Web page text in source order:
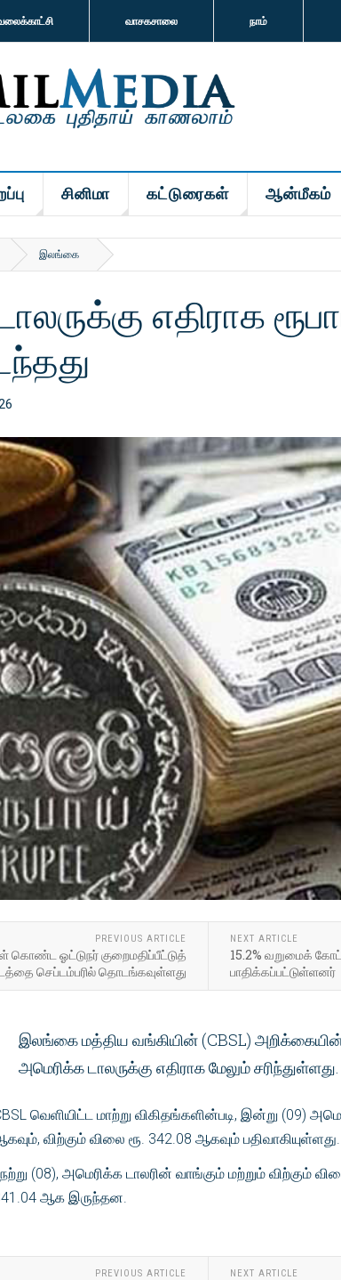
வாசகசாலை நாம்
சினிமா கட்டுரைகள் ஆன்மீகம்
இலங்கை
எதிராக
PREVIOUS ARTICLE
கொண்ட ஓட்டுநர் குறைமதிப்பீட்டுத்
செப்டம்பரில் தொடங்கவுள்ளது
NEXT ARTICLE
15.2% வறுமைக்
பாதிக்கப்பட்டுள்ளனர்
இலங்கை மத்திய வங்கியின் (CBSL)
அமெரிக்க டாலருக்கு எதிராக மேலும் சரிந்துள்ளது.
வெளியிட்ட மாற்று விகிதங்களின்படி, இன்று (09)
விற்கும் விலை ரூ. 342.08 ஆகவும் பதிவாகியுள்ளது.
(08), அமெரிக்க டாலரின் வாங்கும் மற்றும் விற்கும்
ஆக இருந்தன.
PREVIOUS ARTICLE NEXT ARTICLE